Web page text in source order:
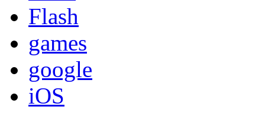
Flash
games
google
iOS